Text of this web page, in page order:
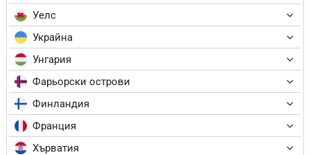
Уелс
Украйна
Унгария
Фарьорски острови
Финландия
Франция
Хърватия